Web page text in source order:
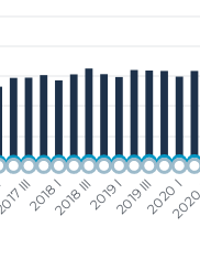
* 92 196 € 456
* 91 949 € 453
* 93 245 € 457